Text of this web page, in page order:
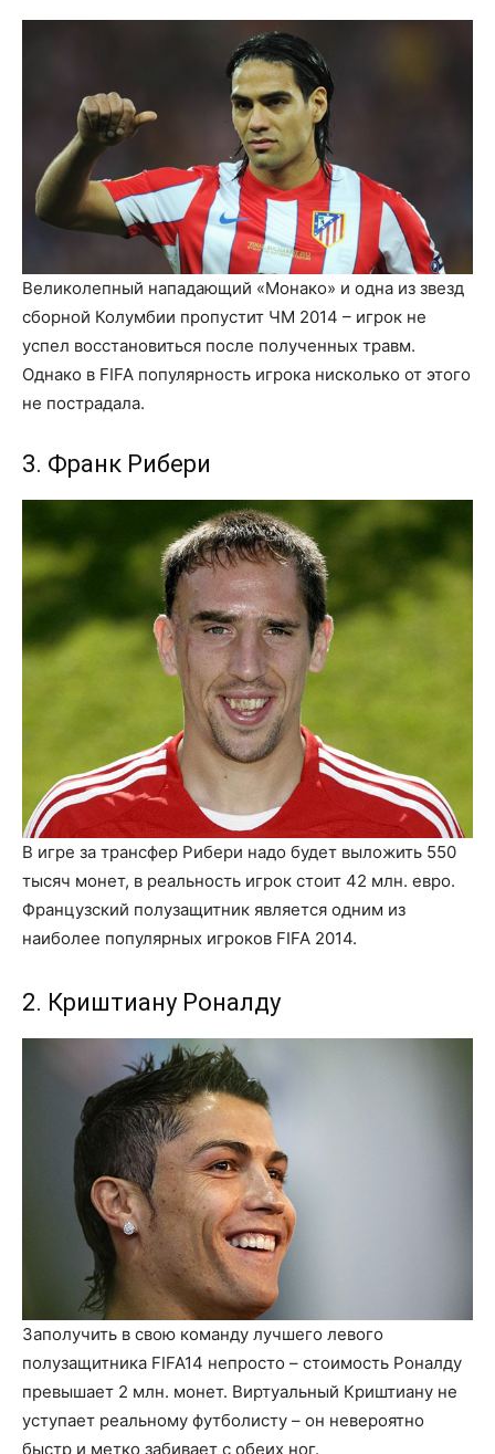
Великолепный нападающий «Монако» и одна из звезд
сборной Колумбии пропустит ЧМ 2014 – игрок не
успел восстановиться после полученных травм.
Однако в FIFA популярность игрока нисколько от этого
не пострадала.
3. Франк Рибери
В игре за трансфер Рибери надо будет выложить 550
тысяч монет, в реальность игрок стоит 42 млн. евро.
Французский полузащитник является одним из
наиболее популярных игроков FIFA 2014.
2. Криштиану Роналду
Заполучить в свою команду лучшего левого
полузащитника FIFA14 непросто – стоимость Роналду
превышает 2 млн. монет. Виртуальный Криштиану не
уступает реальному футболисту – он невероятно
быстр и метко забивает с обеих ног.